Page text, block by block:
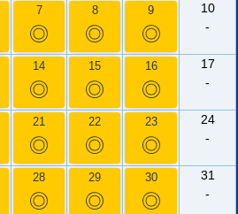
7
◎
8
◎
9
◎
10
-
14
◎
15
◎
16
◎
17
-
21
◎
22
◎
23
◎
24
-
28
◎
29
◎
30
◎
31
-